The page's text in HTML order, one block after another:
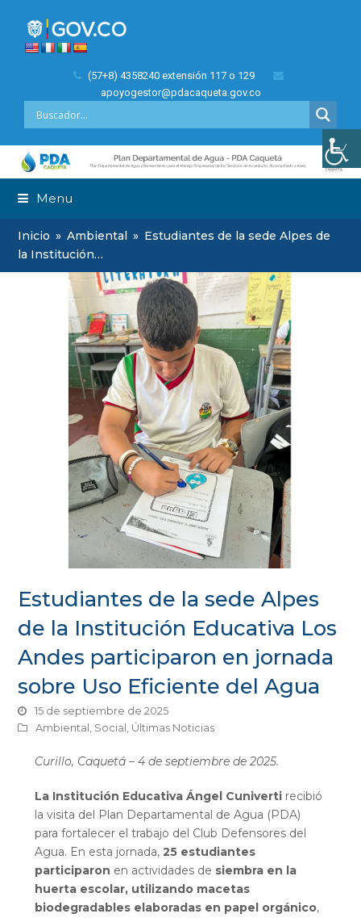
(57+8) 4358240 extensión 117 o 129
apoyogestor@pdacaqueta.gov.co
Menu
Inicio » Ambiental » Estudiantes de la sede Alpes de
la Institución…
Estudiantes de la sede Alpes
de la Institución Educativa Los
Andes participaron en jornada
sobre Uso Eficiente del Agua
15 de septiembre de 2025
Ambiental, Social, Últimas Noticias
Curillo, Caquetá – 4 de septiembre de 2025.
La Institución Educativa Ángel Cunivertirecibió
la visita del Plan Departamental de Agua (PDA)
para fortalecer el trabajo del Club Defensores del
Agua. En esta jornada, 25 estudiantes
participaron en actividades de siembra en la
huerta escolar, utilizando macetas
biodegradables elaboradas en papel orgánico,